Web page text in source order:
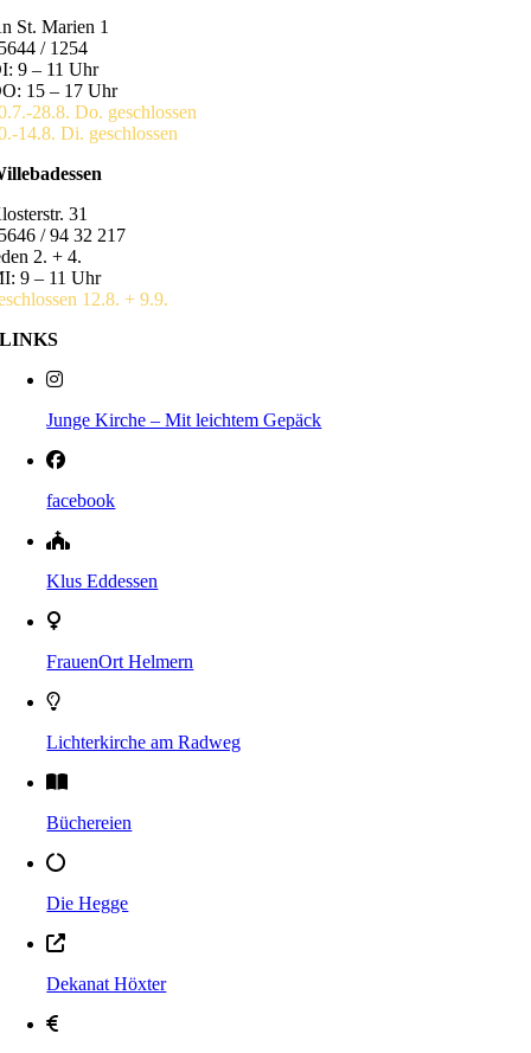
St. Marien 1
/ 1254
9 – 11 Uhr
15 – 17 Uhr
28.8. Do. geschlossen
14.8. Di. geschlossen
31
/ 94 32 217
2. + 4.
9 – 11 Uhr
12.8. + 9.9.
LINKS
Junge Kirche – Mit leichtem Gepäck
facebook
Klus Eddessen
FrauenOrt Helmern
Lichterkirche am Radweg
Büchereien
Die Hegge
Dekanat Höxter